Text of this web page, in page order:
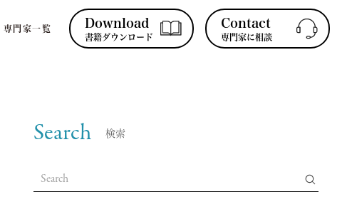
専門家一覧 Download
書籍ダウンロード
Contact
専門家に相談
Search 検索